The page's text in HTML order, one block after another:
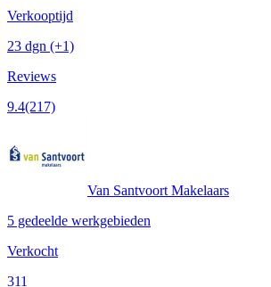
Verkooptijd
23 dgn (+1)
Reviews
9.4(217)
Van Santvoort Makelaars
5 gedeelde werkgebieden
Verkocht
311